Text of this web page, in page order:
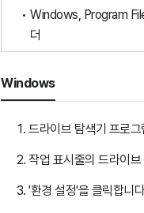
Windows, Program
더
Windows
드라이브 탐색기 프로
작업 표시줄의 드라이
'환경 설정'을 클릭합니